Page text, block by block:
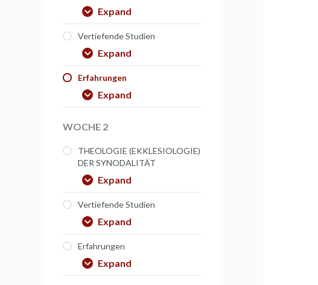
Expand
Vertiefende Studien
Expand
Erfahrungen
Expand
WOCHE 2
THEOLOGIE (EKKLESIOLOGIE)
DER SYNODALITÄT
Expand
Vertiefende Studien
Expand
Erfahrungen
Expand